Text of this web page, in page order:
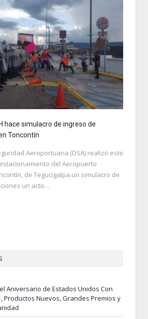
hace simulacro de ingreso de
Toncontín
Aeroportuaria (DSA) realizó este
del Aeropuerto
de Tegucigalpa un simulacro de
un acto…
Aniversario de Estados Unidos Con
Productos Nuevos, Grandes Premios y